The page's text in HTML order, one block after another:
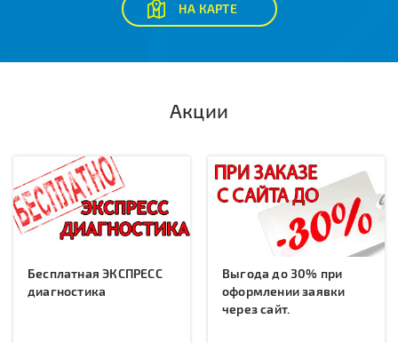
НА КАРТЕ
Акции
Бесплатная ЭКСПРЕСС
диагностика
Выгода до 30% при
оформлении заявки
через сайт.